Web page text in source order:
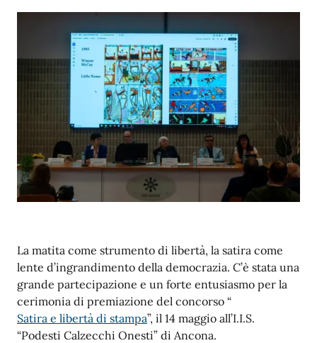
La matita come strumento di libertà, la satira come
lente d’ingrandimento della democrazia. C’è stata una
grande partecipazione e un forte entusiasmo per la
cerimonia di premiazione del concorso “
Satira e libertà di stampa”, il 14 maggio all’I.I.S.
“Podesti Calzecchi Onesti” di Ancona.